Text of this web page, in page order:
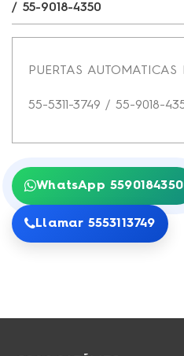
/ 55-9018-4350
PUERTAS AUTOMATICAS
55-5311-3749 / 55-9018-
WhatsApp 5590184350
Llamar 5553113749